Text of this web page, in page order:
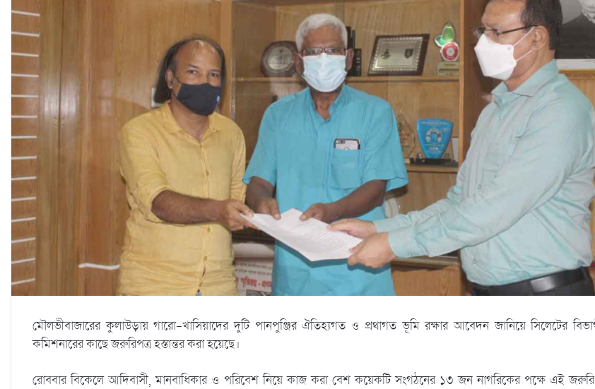
মৌলভীবাজারের কুলাউড়ায় গারো-খাসিয়াদের দুটি পানপুঞ্জির ঐতিহ্যগত ও প্রথাগত ভূমি রক্ষার আবেদন জানিয়ে সিলেটের
কমিশনারের কাছে জরুরিপত্র হস্তান্তর করা হয়েছে।
রোববার বিকেলে আদিবাসী, মানবাধিকার ও পরিবেশ নিয়ে কাজ করা বেশ কয়েকটি সংগঠনের ১৩ জন নাগরিকের পক্ষে এই